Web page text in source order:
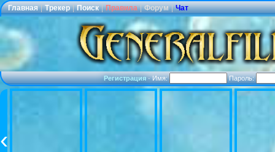
Главная | Трекер | Поиск | Правила | Форум | Чат
Регистрация·Имя: Пароль: